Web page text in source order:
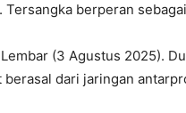
berperan
(3 Agustus 2025).
dari jaringan